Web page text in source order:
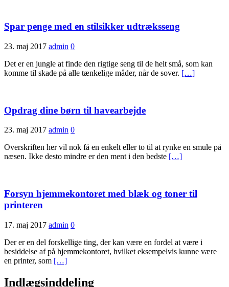
Spar penge med en stilsikker udtræksseng
23. maj 2017 admin 0
Det er en jungle at finde den rigtige seng til de helt små, som kan
komme til skade på alle tænkelige måder, når de sover. […]
Opdrag dine børn til havearbejde
23. maj 2017 admin 0
Overskriften her vil nok få en enkelt eller to til at rynke en smule på
næsen. Ikke desto mindre er den ment i den bedste […]
Forsyn hjemmekontoret med blæk og toner til
printeren
17. maj 2017 admin 0
Der er en del forskellige ting, der kan være en fordel at være i
besiddelse af på hjemmekontoret, hvilket eksempelvis kunne være
en printer, som […]
Indlægsinddeling